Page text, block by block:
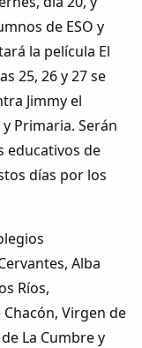
de ESO y
la película El
25, 26 y 27 se
Jimmy el
Primaria. Serán
educativos de
días por los
Alba
Ríos,
Virgen de
La Cumbre y